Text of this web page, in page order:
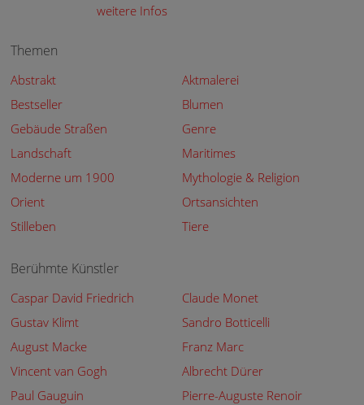
weitere Infos
Themen
Abstrakt
Aktmalerei
Bestseller
Blumen
Gebäude Straßen
Genre
Landschaft
Maritimes
Moderne um 1900
Mythologie & Religion
Orient
Ortsansichten
Stilleben
Tiere
Berühmte Künstler
Caspar David Friedrich
Claude Monet
Gustav Klimt
Sandro Botticelli
August Macke
Franz Marc
Vincent van Gogh
Albrecht Dürer
Paul Gauguin
Pierre-Auguste Renoir